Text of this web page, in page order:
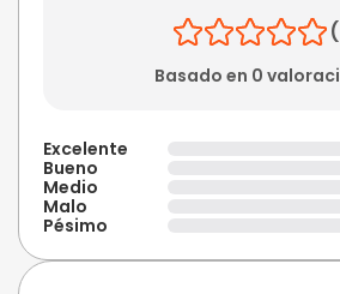
Basado en 0
Excelente
Bueno
Medio
Malo
Pésimo